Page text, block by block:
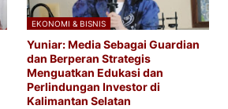
EKONOMI & BISNIS
Yuniar: Media Sebagai Guardian
dan Berperan Strategis
Menguatkan Edukasi dan
Perlindungan Investor di
Kalimantan Selatan